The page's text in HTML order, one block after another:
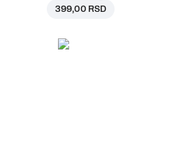
399,00 RSD